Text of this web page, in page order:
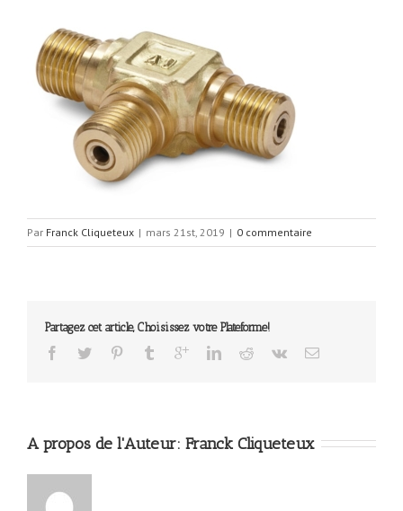
Par Franck Cliqueteux | mars 21st, 2019 | 0 commentaire
Partagez cet article, Choisissez votre Plateforme!
A propos de l'Auteur: Franck Cliqueteux